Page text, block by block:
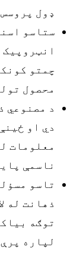
ډول
ستاسو
چمتو
محصول
دي او
معلومات
ناسمې
تاسو
ذهانت له
توګه
لپاره